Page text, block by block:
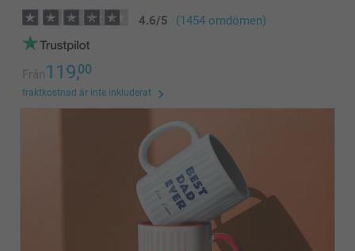
4.6/5 (1454 omdömen)
Från119,00
fraktkostnad är inte inkluderat